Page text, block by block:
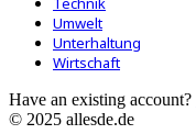
Umwelt
Unterhaltung
Wirtschaft
Have an existing account?
© 2025 allesde.de